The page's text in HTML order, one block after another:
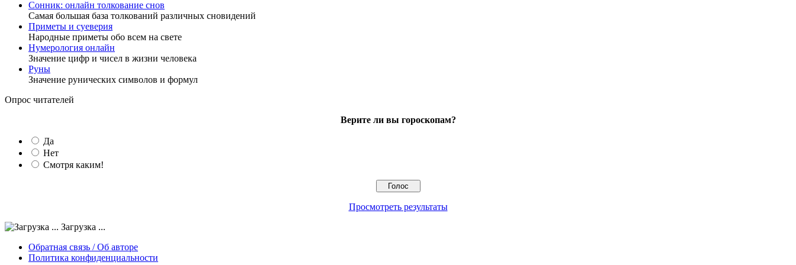
Сонник: онлайн толкование снов
Самая большая база толкований различных сновидений
Приметы и суеверия
Народные приметы обо всем на свете
Нумерология онлайн
Значение цифр и чисел в жизни человека
Руны
Значение рунических символов и формул
Опрос читателей
Верите ли вы гороскопам?
Да
Нет
Смотря каким!
Просмотреть результаты
Загрузка ...
Обратная связь / Об авторе
Политика конфиденциальности